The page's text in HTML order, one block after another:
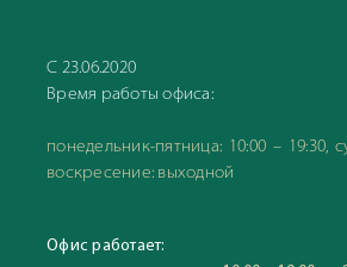
С 23.06.2020
Время работы офиса:
понедельник-пятница: 10:00 – 19:30,
воскресение: выходной
Офис работает: